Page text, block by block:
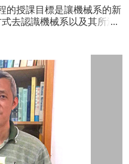
「超級大黃蜂」、一架F-
咆哮者」電子作戰機，以
官的五十週年。 大家不要
灣近期在國外的能見度很
灣為何不想變成中國的一
灣是一個同性婚姻已經合
理解到臺灣與中國的差
比先前努力半天的其他論
也是加州目前中小學教育
係，我的朋友們都很努力
卻深具挑戰性。所
檔的標配，亦即大家會直接
斷層掃描儀內反胃嘔吐、
啡止痛、主治醫師開刀完
了」，以及在出院時看到
了全部，若生病還是要馬
有後福，在第一年即將結
了方向，而解決問題的方
了很多清晰的想法，讓之
主題上做不同的研究發
是教學了。在出國的前
助教，也因此可以比較美
是聽說國外的學生很會問
學生在哪裡都會問，只要
或在美國，都會有很多學
裡一門課程會有不少個教
授課目標是讓機械系的新
去認識機械系以及其所涵
，機構與感測整合實務，
理解機械系各必修知識以
，但實作和實驗紀錄對於
讓同學們能夠提前練習何
計實驗量測特定數值，以
驗報告。以一位過來的身
往後的工作中都會常常用
技能，舉例來說大三的機
實務等課程中都會需要使
。所以透過此次課程的機